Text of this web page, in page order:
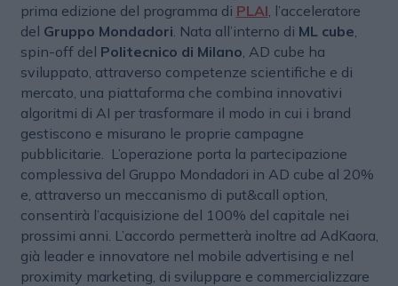
prima edizione del programma di PLAI , l’acceleratore
del Gruppo Mondadori . Nata all’interno di ML cube
spin-off del Politecnico di Milano , AD cube ha
sviluppato, attraverso competenze scientifiche e di
mercato, una piattaforma che combina innovativi
algoritmi di AI per trasformare il modo in cui i brand
gestiscono e misurano le proprie campagne
pubblicitarie. L’operazione porta la partecipazione
complessiva del Gruppo Mondadori in AD cube al 20%
e, attraverso un meccanismo di put&call option,
consentirà l’acquisizione del 100% del capitale nei
prossimi anni. L’accordo permetterà inoltre ad AdKaora,
già leader e innovatore nel mobile advertising e nel
proximity marketing, di sviluppare e commercializzare